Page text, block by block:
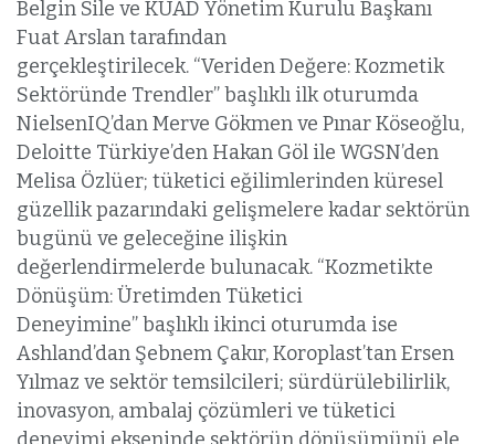
Belgin Sile ve KÜAD Yönetim Kurulu Başkanı
Fuat Arslan tarafından
gerçekleştirilecek. “Veriden Değere: Kozmetik
Sektöründe Trendler” başlıklı ilk oturumda
NielsenIQ’dan Merve Gökmen ve Pınar Köseoğlu,
Deloitte Türkiye’den Hakan Göl ile WGSN’den
Melisa Özlüer; tüketici eğilimlerinden küresel
güzellik pazarındaki gelişmelere kadar sektörün
bugünü ve geleceğine ilişkin
değerlendirmelerde bulunacak. “Kozmetikte
Dönüşüm: Üretimden Tüketici
Deneyimine” başlıklı ikinci oturumda ise
Ashland’dan Şebnem Çakır, Koroplast’tan Ersen
Yılmaz ve sektör temsilcileri; sürdürülebilirlik,
inovasyon, ambalaj çözümleri ve tüketici